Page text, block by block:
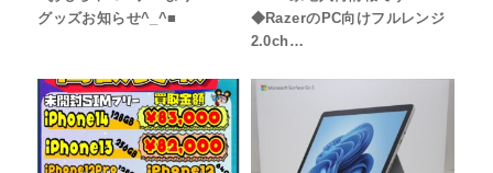
グッズお知らせ^_^■
◆RazerのPC向けフルレンジ
2.0ch…